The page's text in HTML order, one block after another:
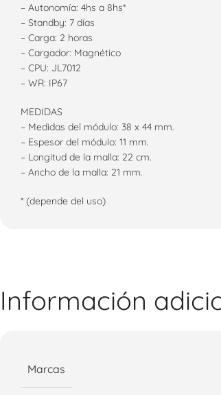
– Autonomía: 4hs a 8hs*
– Standby: 7 días
– Carga: 2 horas
– Cargador: Magnético
– CPU: JL7012
– WR: IP67
MEDIDAS
– Medidas del módulo: 38 x 44 mm.
– Espesor del módulo: 11 mm.
– Longitud de la malla: 22 cm.
– Ancho de la malla: 21 mm.
* (depende del uso)
Información
Marcas